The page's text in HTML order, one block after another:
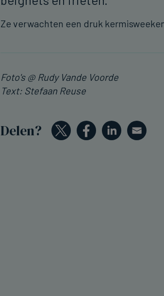
Ze verwachten een druk
Foto's @ Rudy Vande Voorde
Text: Stefaan Reuse
Delen?